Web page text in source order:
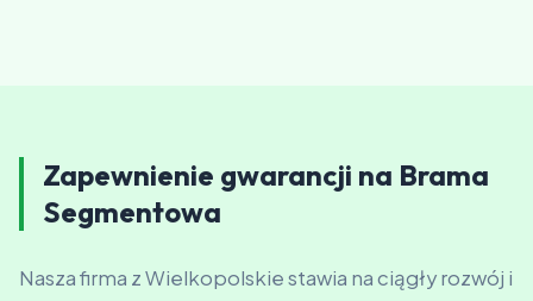
Zapewnienie gwarancji na Brama
Segmentowa
Nasza firma z Wielkopolskie stawia na ciągły rozwój i